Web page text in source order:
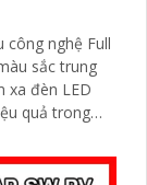
công nghệ Full
sắc trung
quả trong